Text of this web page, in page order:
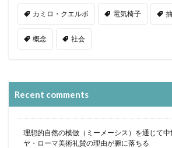
カミロ・クエルボ 電気椅子
概念 社会
Recent comments
理想的自然の模倣（ミーメーシス）を通じて
ヤ・ローマ美術礼賛の理由が腑に落ちる